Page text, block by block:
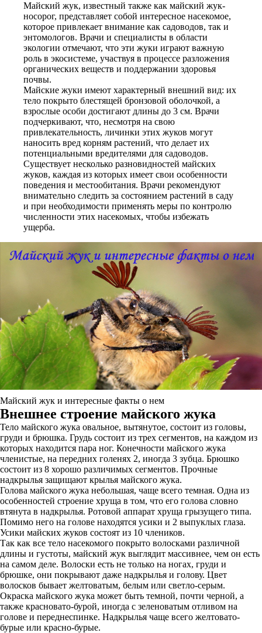
Майский жук, известный также как майский жук-
носорог, представляет собой интересное насекомое,
которое привлекает внимание как садоводов, так и
энтомологов. Врачи и специалисты в области
экологии отмечают, что эти жуки играют важную
роль в экосистеме, участвуя в процессе разложения
органических веществ и поддержании здоровья
почвы.
Майские жуки имеют характерный внешний вид: их
тело покрыто блестящей бронзовой оболочкой, а
взрослые особи достигают длины до 3 см. Врачи
подчеркивают, что, несмотря на свою
привлекательность, личинки этих жуков могут
наносить вред корням растений, что делает их
потенциальными вредителями для садоводов.
Существует несколько разновидностей майских
жуков, каждая из которых имеет свои особенности
поведения и местообитания. Врачи рекомендуют
внимательно следить за состоянием растений в саду
и при необходимости применять меры по контролю
численности этих насекомых, чтобы избежать
ущерба.
Майский жук и интересные факты о нем
Внешнее строение майского жука
Тело майского жука овальное, вытянутое, состоит из головы,
груди и брюшка. Грудь состоит из трех сегментов, на каждом из
которых находится пара ног. Конечности майского жука
членистые, на передних голенях 2, иногда 3 зубца. Брюшко
состоит из 8 хорошо различимых сегментов. Прочные
надкрылья защищают крылья майского жука.
Голова майского жука небольшая, чаще всего темная. Одна из
особенностей строение хруща в том, что его голова словно
втянута в надкрылья. Ротовой аппарат хруща грызущего типа.
Помимо него на голове находятся усики и 2 выпуклых глаза.
Усики майских жуков состоят из 10 члеников.
Так как все тело насекомого покрыто волосками различной
длины и густоты, майский жук выглядит массивнее, чем он есть
на самом деле. Волоски есть не только на ногах, груди и
брюшке, они покрывают даже надкрылья и голову. Цвет
волосков бывает желтоватым, белым или светло-серым.
Окраска майского жука может быть темной, почти черной, а
также красновато-бурой, иногда с зеленоватым отливом на
голове и переднеспинке. Надкрылья чаще всего желтовато-
бурые или красно-бурые.